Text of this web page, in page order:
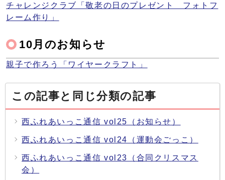
チャレンジクラブ「敬老の日のプレゼント フォトフ
レーム作り」
10月のお知らせ
親子で作ろう「ワイヤークラフト」
この記事と同じ分類の記事
西ふれあいっこ通信 vol25（お知らせ）
西ふれあいっこ通信 vol24（運動会ごっこ）
西ふれあいっこ通信 vol23（合同クリスマス
会）